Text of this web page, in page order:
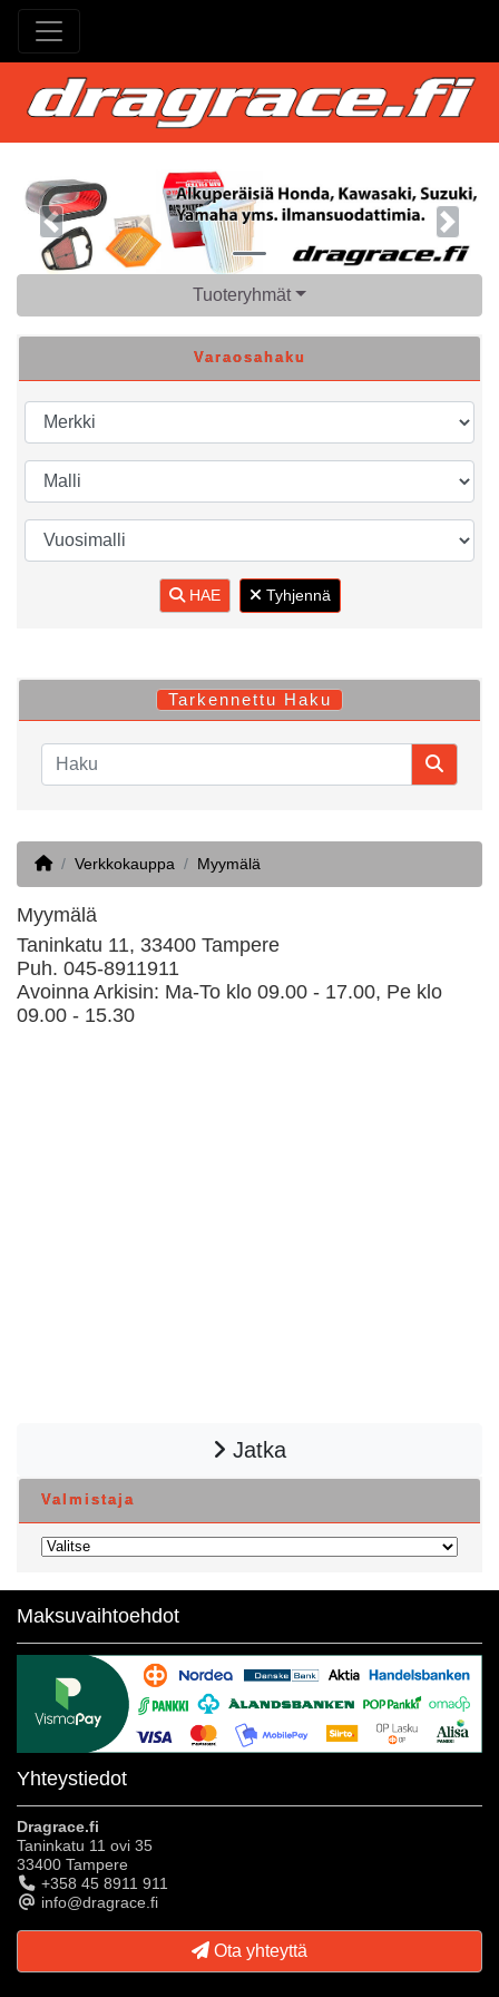
Previous Next
Tuoteryhmät
Varaosahaku
HAE Tyhjennä
Tarkennettu Haku
HomeVerkkokauppa Myymälä
Myymälä
Taninkatu 11, 33400 Tampere
Puh. 045-8911911
Avoinna Arkisin: Ma-To klo 09.00 - 17.00, Pe klo
09.00 - 15.30
Jatka
Valmistaja
Maksuvaihtoehdot
Yhteystiedot
Dragrace.fi
Taninkatu 11 ovi 35
33400 Tampere
+358 45 8911 911
info@dragrace.fi
Ota yhteyttä